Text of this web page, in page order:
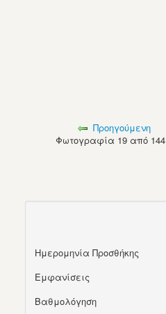
Προηγούμενη
Φωτογραφία 19 από 144
Ημερομηνία Προσθήκης
Εμφανίσεις
Βαθμολόγηση